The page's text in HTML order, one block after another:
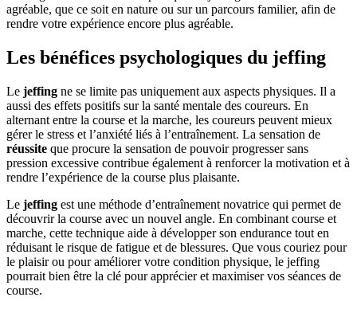
agréable, que ce soit en nature ou sur un parcours familier, afin de
rendre votre expérience encore plus agréable.
Les bénéfices psychologiques du jeffing
Le jeffing ne se limite pas uniquement aux aspects physiques. Il a
aussi des effets positifs sur la santé mentale des coureurs. En
alternant entre la course et la marche, les coureurs peuvent mieux
gérer le stress et l’anxiété liés à l’entraînement. La sensation de
réussite que procure la sensation de pouvoir progresser sans
pression excessive contribue également à renforcer la motivation et à
rendre l’expérience de la course plus plaisante.
Le jeffing est une méthode d’entraînement novatrice qui permet de
découvrir la course avec un nouvel angle. En combinant course et
marche, cette technique aide à développer son endurance tout en
réduisant le risque de fatigue et de blessures. Que vous couriez pour
le plaisir ou pour améliorer votre condition physique, le jeffing
pourrait bien être la clé pour apprécier et maximiser vos séances de
course.